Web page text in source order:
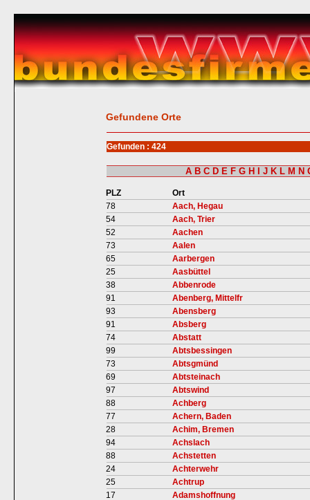
Gefundene Orte
Gefunden : 424
A B C D E F G H J K L M N
PLZ
Ort
78
Aach, Hegau
54
Aach, Trier
52
Aachen
73
Aalen
65
Aarbergen
25
Aasbüttel
38
Abbenrode
91
Abenberg, Mittelfr
93
Abensberg
91
Absberg
74
Abstatt
99
Abtsbessingen
73
Abtsgmünd
69
Abtsteinach
97
Abtswind
88
Achberg
77
Achern, Baden
28
Achim, Bremen
94
Achslach
88
Achstetten
24
Achterwehr
25
Achtrup
17
Adamshoffnung